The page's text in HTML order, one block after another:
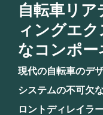
自転車リ
ィングエ
なコンポー
現代の自転車のデ
システムの不可欠
ロントディレイラ